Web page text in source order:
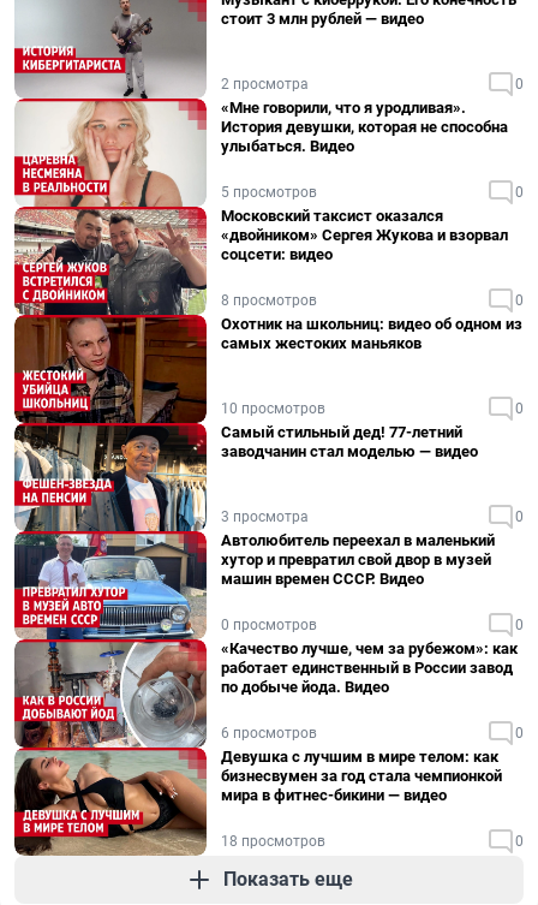
стоит 3 млн рублей — видео
2 просмотра 0
«Мне говорили, что я уродливая».
История девушки, которая не способна
улыбаться. Видео
5 просмотров 0
Московский таксист оказался
«двойником» Сергея Жукова и взорвал
соцсети: видео
8 просмотров 0
Охотник на школьниц: видео об одном из
самых жестоких маньяков
10 просмотров 0
Самый стильный дед! 77-летний
заводчанин стал моделью — видео
3 просмотра 0
Автолюбитель переехал в маленький
хутор и превратил свой двор в музей
машин времен СССР. Видео
0 просмотров 0
«Качество лучше, чем за рубежом»: как
работает единственный в России завод
по добыче йода. Видео
6 просмотров 0
Девушка с лучшим в мире телом: как
бизнесвумен за год стала чемпионкой
мира в фитнес-бикини — видео
18 просмотров 0
Показать еще